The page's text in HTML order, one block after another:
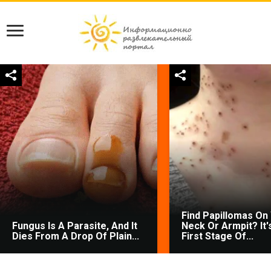
Fungus Is A Parasite, And It
Dies From A Drop Of Plain...
Find Papillomas On
Neck Or Armpit?
First Stage Of...